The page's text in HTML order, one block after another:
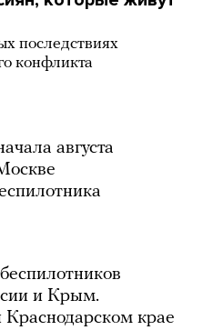
последствиях
конфликта
августа
и Крым.
крае